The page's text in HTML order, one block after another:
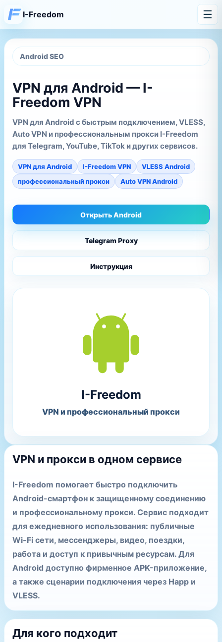
I-Freedom ☰
Android SEO
VPN для Android — I-
Freedom VPN
VPN для Android с быстрым подключением, VLESS,
Auto VPN и профессиональным прокси I-Freedom
для Telegram, YouTube, TikTok и других сервисов.
VPN для Android I-Freedom VPN
VLESS Android
профессиональный прокси
Auto VPN Android
Открыть Android
Telegram Proxy
Инструкция
I-Freedom
VPN и профессиональный прокси
VPN и прокси в одном сервисе
I-Freedom помогает быстро подключить
Android-смартфон к защищенному соединению
и профессиональному прокси. Сервис подходит
для ежедневного использования: публичные
Wi-Fi сети, мессенджеры, видео, поездки,
работа и доступ к привычным ресурсам. Для
Android доступно фирменное APK-приложение,
а также сценарии подключения через Happ и
VLESS.
Для кого подходит